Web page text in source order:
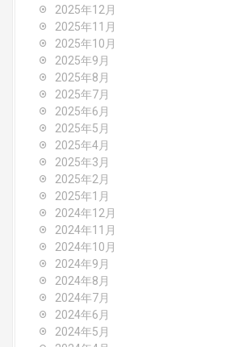
2025年12月
2025年11月
2025年10月
2025年9月
2025年8月
2025年7月
2025年6月
2025年5月
2025年4月
2025年3月
2025年2月
2025年1月
2024年12月
2024年11月
2024年10月
2024年9月
2024年8月
2024年7月
2024年6月
2024年5月